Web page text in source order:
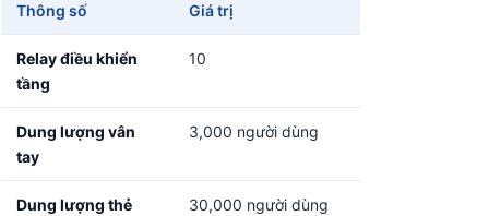
Thông số Giá trị
Relay điều khiển
tầng
10
Dung lượng vân
tay
3,000 người dùng
Dung lượng thẻ
30,000 người dùng